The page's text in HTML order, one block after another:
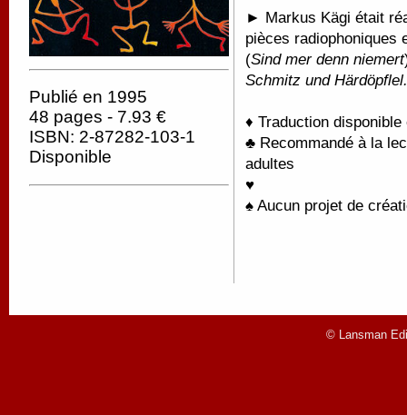
Publié en 1995
48 pages - 7.93 €
ISBN: 2-87282-103-1
Disponible
► Markus Kägi était
pièces radiophoniques
(Sind mer denn niemert
Schmitz und
♦ Traduction
♣ Recommandé à la
adultes
♥
♠ Aucun projet de
© Lansman